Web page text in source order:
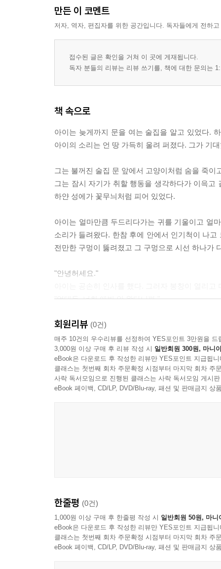
만든 이 코멘트
저자, 역자, 편집자를 위한 공간입니다. 독자들에게 전하
접수된 글은 확인을 거쳐 이 곳에 게재됩니다.
독자 분들의 리뷰는 리뷰 쓰기를, 책에 대한 문의는
책 속으로
아이는 늦게까지 문을 여는 술집을 알고 있었다.
아이의 소리는 언 땅 가득히 울려 퍼졌다. 그가 기
그는 불꺼진 술집 문 앞에서 고양이처럼 숨을 죽
그는 잠시 자기가 취할 행동을 생각하다가 이윽
하얀 성에가 꽃무늬처럼 피어 있었다.
아이는 얼마만큼 두드리다가는 귀를 기울이고 얼
소리가 들려왔다. 한참 후에 안에서 인기척이 나
전만한 구멍이 뚫려졌고 그 구멍으로 시선 하나가
"안녕허세요."
"없대두, 너희 애빈 안 왔다니까."
아이는 추워하면서 두 손을 마주 비볐다.
"그럼 뭣 땜에 잠도 안 자고 이러지?"
"아버진 이제 필요없시요."
소년은 짧게 그러나 분명하게 단정을 내렸다. 그
회원리뷰 (0건)
매주 10건의 우수리뷰를 선정하여 YES포인트 3만원을 드
3,000원 이상 구매 후 리뷰 작성 시 일반회원 300원, 마니
eBook은 다운로드 후 작성한 리뷰만 YES포인트 지급됩니
클래스는 첫번째 회차 주문확정 시점부터 마지막 회차 주
사락 독서모임으로 진행된 클래스는 사락 독서모임 게시
eBook 페이백, CD/LP, DVD/Blu-ray, 패션 및 판매금지 상
한줄평 (0건)
1,000원 이상 구매 후 한줄평 작성 시 일반회원 50원, 마니
eBook은 다운로드 후 작성한 리뷰만 YES포인트 지급됩니
클래스는 첫번째 회차 주문확정 시점부터 마지막 회차 주
eBook 페이백, CD/LP, DVD/Blu-ray, 패션 및 판매금지 상